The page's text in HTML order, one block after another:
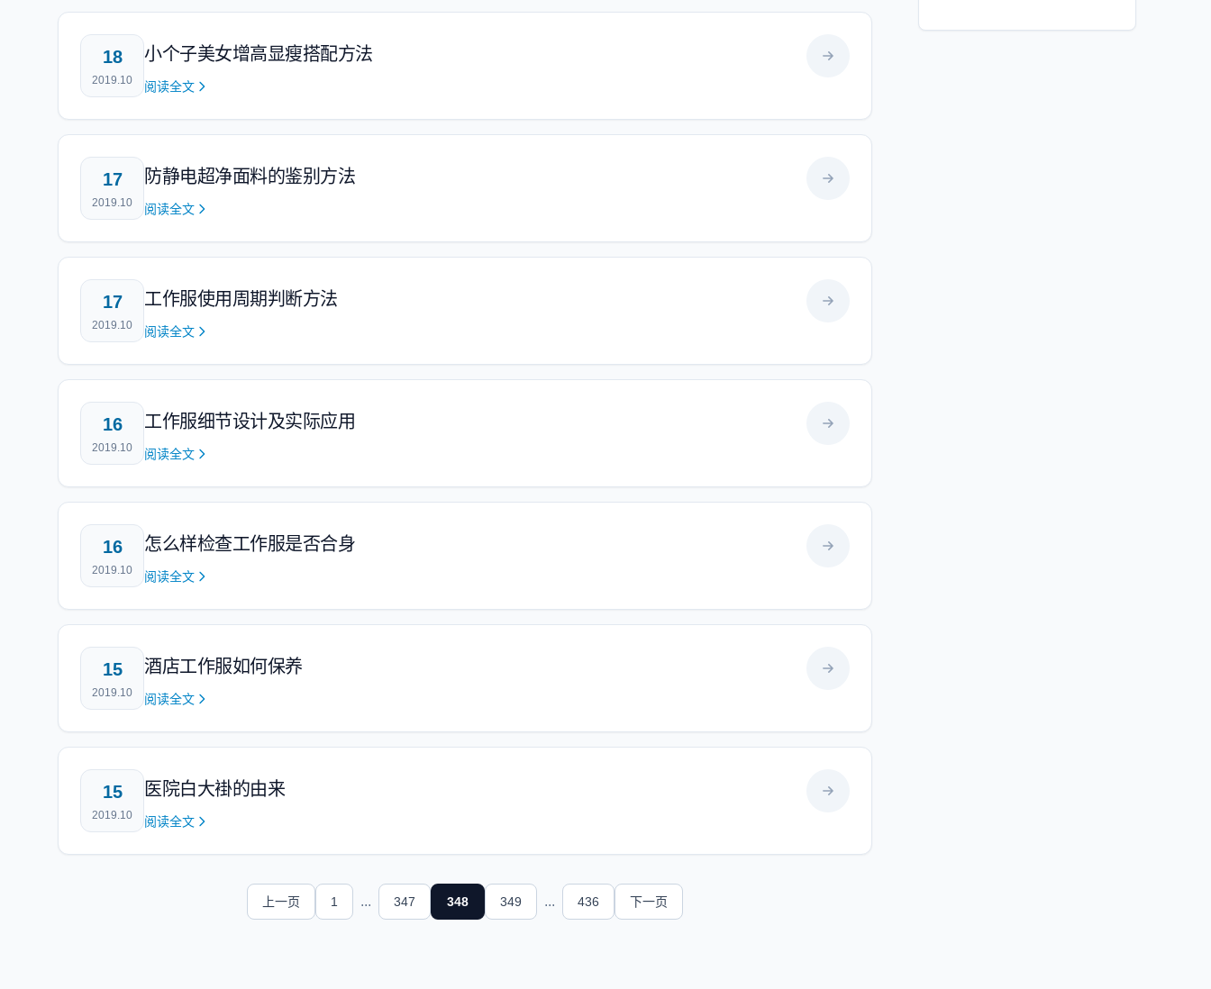
18
2019.10
小个子美女增高显瘦搭配方法
阅读全文
17
2019.10
防静电超净面料的鉴别方法
阅读全文
17
2019.10
工作服使用周期判断方法
阅读全文
16
2019.10
工作服细节设计及实际应用
阅读全文
16
2019.10
怎么样检查工作服是否合身
阅读全文
15
2019.10
酒店工作服如何保养
阅读全文
15
2019.10
医院白大褂的由来
阅读全文
上一页 1 ... 347 348 349 ... 436 下一页